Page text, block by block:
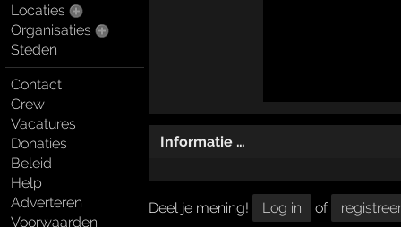
Locaties
Organisaties
Steden
Contact
Crew
Vacatures
Donaties
Beleid
Help
Adverteren
Voorwaarden
Informatie …
Deel je mening! Log in of registreer